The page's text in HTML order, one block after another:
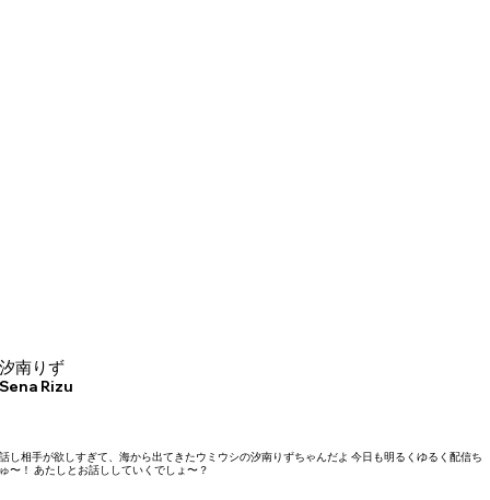
南りず
Sena Rizu
し相手が欲しすぎて、海から出てきたウミウシの汐南りずちゃんだよ 今日も明るくゆるく配信ち
〜！ あたしとお話ししていくでしょ〜？